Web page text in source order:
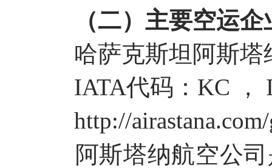
（二）主要空运企
哈萨克斯坦阿斯塔
IATA代码：KC ，
http://airastana.com/
阿斯塔纳航空公司